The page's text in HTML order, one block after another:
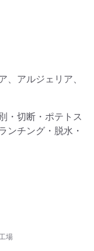
、アルジェリア、
・切断・ポテトス
ンチング・脱水・
場